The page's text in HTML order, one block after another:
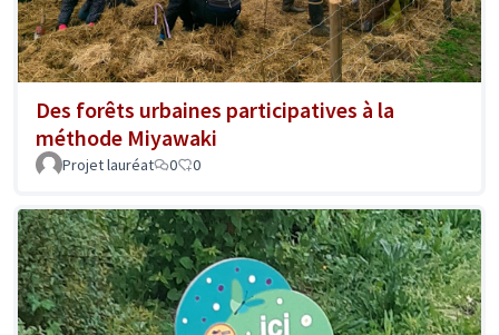
Des forêts urbaines participatives à la
méthode Miyawaki
Projet lauréat 0 0